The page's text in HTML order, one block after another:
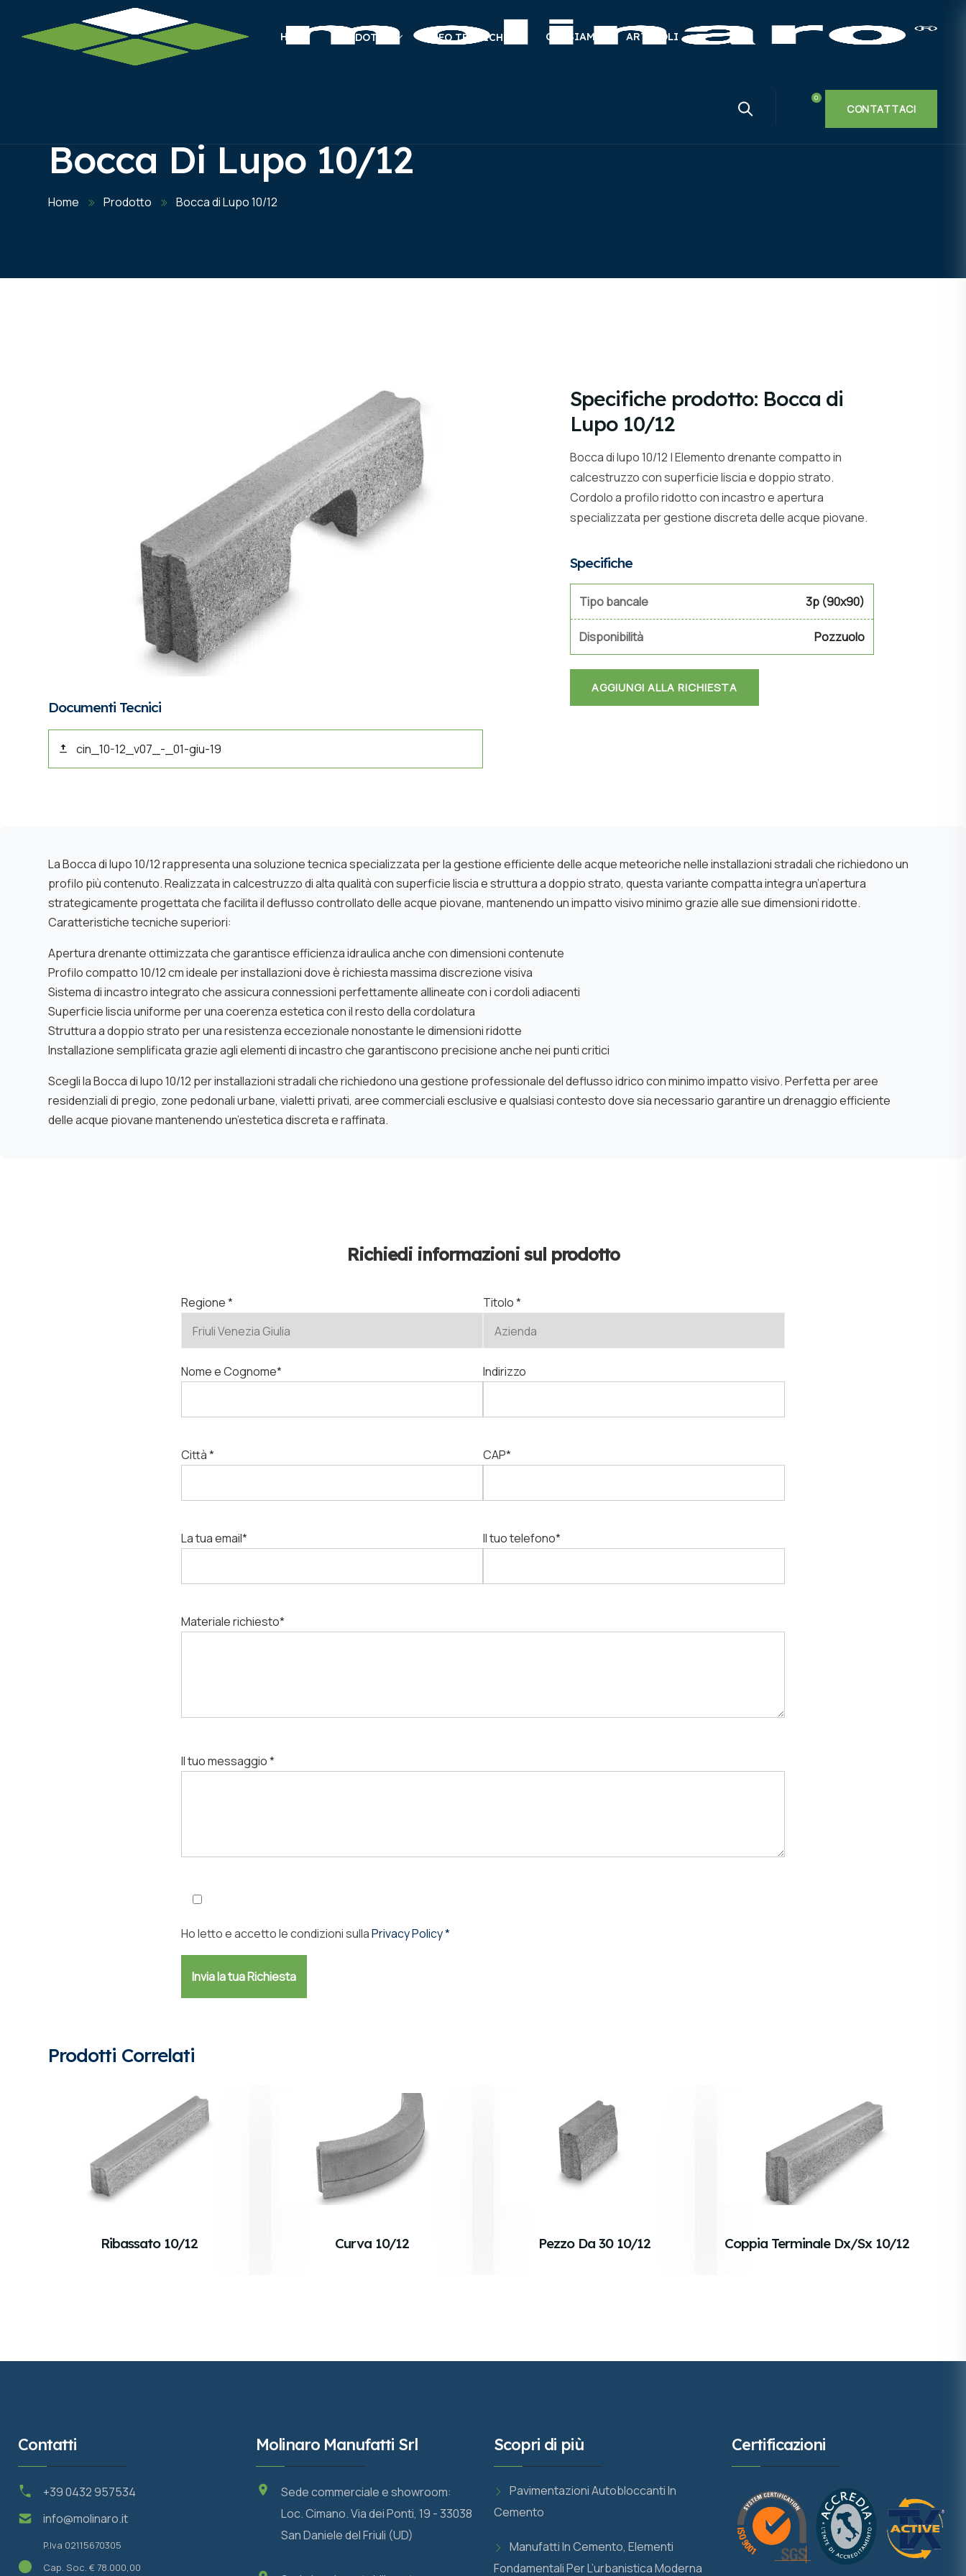
HOME PRODOTTI INFO TECNICHE CHI SIAMO ARTICOLI
CONTATTACI
Bocca Di Lupo 10/12
Home Prodotto Bocca di Lupo 10/12
Documenti Tecnici
cin_10-12_v07_-_01-giu-19
Specifiche prodotto: Bocca di
Lupo 10/12
Bocca di lupo 10/12 | Elemento drenante compatto in
calcestruzzo con superficie liscia e doppio strato.
Cordolo a profilo ridotto con incastro e apertura
specializzata per gestione discreta delle acque piovane.
Specifiche
Tipo bancale 3p (90x90)
Disponibilità Pozzuolo
AGGIUNGI ALLA RICHIESTA
La Bocca di lupo 10/12 rappresenta una soluzione tecnica specializzata per la gestione efficiente delle acque meteoriche nelle installazioni stradali che richiedono un
profilo più contenuto. Realizzata in calcestruzzo di alta qualità con superficie liscia e struttura a doppio strato, questa variante compatta integra un’apertura
strategicamente progettata che facilita il deflusso controllato delle acque piovane, mantenendo un impatto visivo minimo grazie alle sue dimensioni ridotte.
Caratteristiche tecniche superiori:
Apertura drenante ottimizzata che garantisce efficienza idraulica anche con dimensioni contenute
Profilo compatto 10/12 cm ideale per installazioni dove è richiesta massima discrezione visiva
Sistema di incastro integrato che assicura connessioni perfettamente allineate con i cordoli adiacenti
Superficie liscia uniforme per una coerenza estetica con il resto della cordolatura
Struttura a doppio strato per una resistenza eccezionale nonostante le dimensioni ridotte
Installazione semplificata grazie agli elementi di incastro che garantiscono precisione anche nei punti critici
Scegli la Bocca di lupo 10/12 per installazioni stradali che richiedono una gestione professionale del deflusso idrico con minimo impatto visivo. Perfetta per aree
residenziali di pregio, zone pedonali urbane, vialetti privati, aree commerciali esclusive e qualsiasi contesto dove sia necessario garantire un drenaggio efficiente
delle acque piovane mantenendo un’estetica discreta e raffinata.
Richiedi informazioni sul prodotto
Regione * Titolo *
Nome e Cognome* Indirizzo
Città * CAP*
La tua email* Il tuo telefono*
Materiale richiesto*
Il tuo messaggio *
Ho letto e accetto le condizioni sullaPrivacy Policy *
Prodotti Correlati
Ribassato 10/12 Curva 10/12 Pezzo Da 30 10/12 Coppia Terminale Dx/sx 10/12
Contatti
+39 0432 957534
info@molinaro.it
P.Iva 02115670305
Cap. Soc. € 78.000,00
Molinaro Manufatti Srl
Sede commerciale e showroom:
Loc. Cimano. Via dei Ponti, 19 - 33038
San Daniele del Friuli (UD)
Scopri di più
Pavimentazioni Autobloccanti In
Cemento
Manufatti In Cemento, Elementi
Fondamentali Per L’urbanistica Moderna
Certificazioni